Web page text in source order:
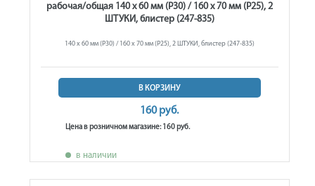
рабочая/общая 140 х 60 мм (Р30) / 160 х 70 мм (Р25), 2
ШТУКИ, блистер (247-835)
140 х 60 мм (Р30) / 160 х 70 мм (Р25), 2 ШТУКИ, блистер (247-835)
В КОРЗИНУ
160 руб.
Цена в розничном магазине: 160 руб.
в наличии